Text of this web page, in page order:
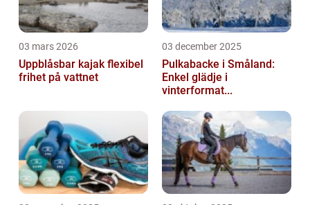
03 mars 2026
Uppblåsbar kajak flexibel
frihet på vattnet
03 december 2025
Pulkabacke i Småland:
Enkel glädje i
vinterformat...